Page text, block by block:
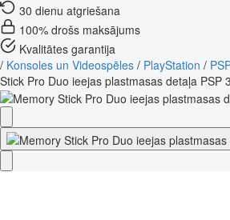
30 dienu atgriešana
100% drošs maksājums
Kvalitātes garantija
/ Konsoles un Videospēles / PlayStation /
Stick Pro Duo ieejas plastmasas detaļa PSP